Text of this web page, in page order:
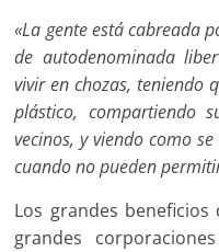
«La gente está cabreada
de autodenominada
vivir en chozas, teniendo
plástico, compartiendo
vecinos, y viendo como
cuando no pueden
Los grandes
grandes